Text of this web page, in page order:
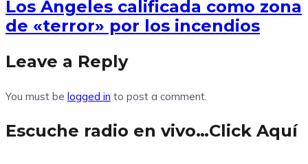
Los Ángeles calificada como zona
de «terror» por los incendios
Leave a Reply
You must be logged in to post a comment.
Escuche radio en vivo…Click Aquí